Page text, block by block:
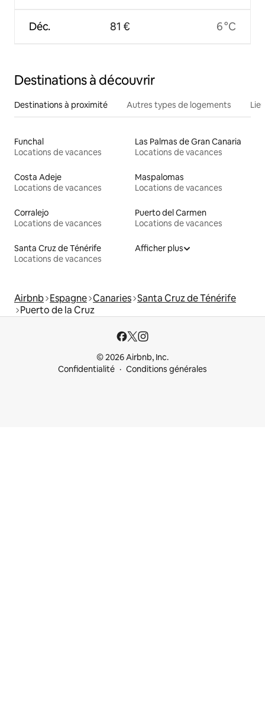
Déc. 81 € 6 °C
Destinations à découvrir
Destinations à proximité Autres types de logements
Funchal
Locations de vacances
Las Palmas de Gran Canaria
Locations de vacances
Costa Adeje
Locations de vacances
Maspalomas
Locations de vacances
Corralejo
Locations de vacances
Puerto del Carmen
Locations de vacances
Santa Cruz de Ténérife
Locations de vacances
Afficher plus
Airbnb Espagne Canaries Santa Cruz de Ténérife
Puerto de la Cruz
© 2026 Airbnb, Inc.
Confidentialité
Conditions générales